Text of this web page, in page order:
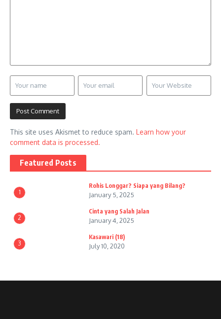
This site uses Akismet to reduce spam. Learn how your
comment data is processed.
Featured Posts
1
Rohis Longgar? Siapa yang Bilang?
January 5, 2025
2
Cinta yang Salah Jalan
January 4, 2025
3
Kasawari (18)
July 10, 2020